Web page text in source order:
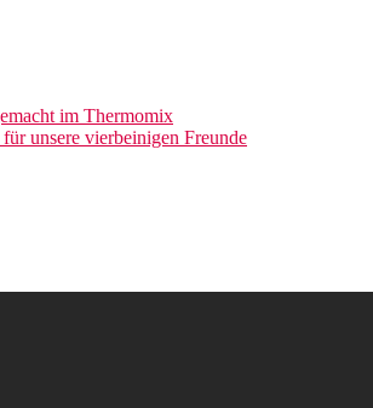
im Thermomix
unsere vierbeinigen Freunde